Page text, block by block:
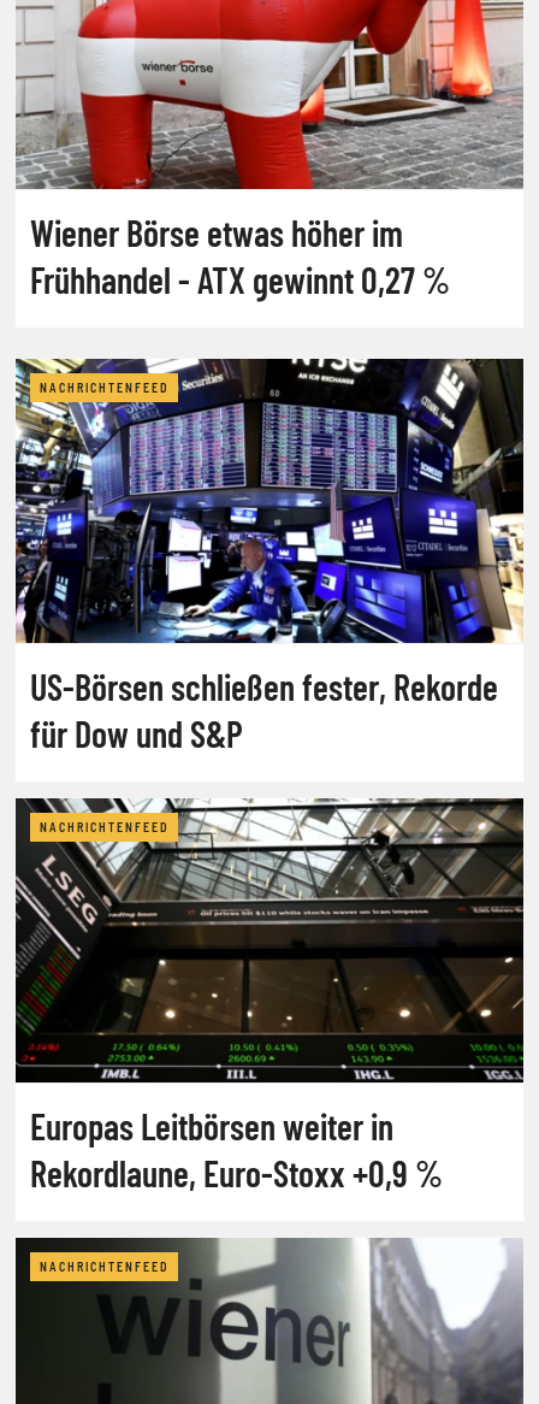
Wiener Börse etwas höher im
Frühhandel - ATX gewinnt 0,27 %
NACHRICHTENFEED
US-Börsen schließen fester, Rekorde
für Dow und S&P
NACHRICHTENFEED
Europas Leitbörsen weiter in
Rekordlaune, Euro-Stoxx +0,9 %
NACHRICHTENFEED